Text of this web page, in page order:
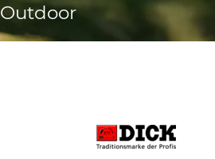
Outdoor